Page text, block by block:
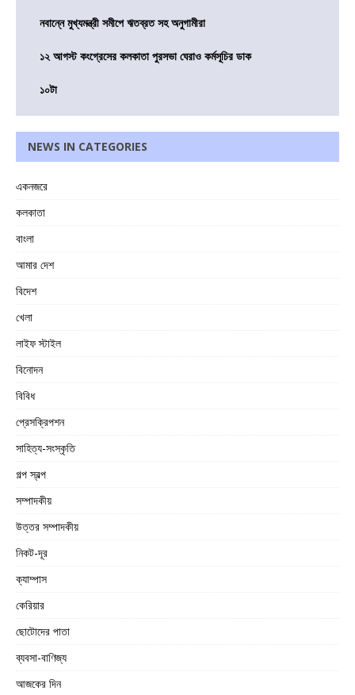
নবান্নে মুখ্যমন্ত্রী সমীপে ঋতব্রত সহ অনুগামীরা
১২ আগস্ট কংগ্রেসের কলকাতা পুরসভা ঘেরাও কর্মসূচির ডাক
১০টা
NEWS IN CATEGORIES
একনজরে
কলকাতা
বাংলা
আমার দেশ
বিদেশ
খেলা
লাইফ স্টাইল
বিনোদন
বিবিধ
প্রেসক্রিপশন
সাহিত্য-সংস্কৃতি
গল্প স্বল্প
সম্পাদকীয়
উত্তর সম্পাদকীয়
নিকট-দূর
ক্যাম্পাস
কেরিয়ার
ছোটোদের পাতা
ব্যবসা-বাণিজ্য
আজকের দিন